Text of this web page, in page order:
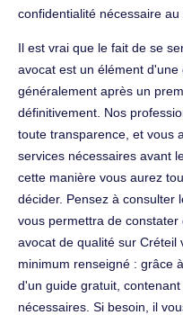
confidentialité nécessaire au
Il est vrai que le fait de se
avocat est un élément
généralement après un
définitivement. Nos
toute transparence, et vous
services nécessaires avant
cette manière vous aurez
décider. Pensez à consulter
vous permettra de
avocat de qualité sur Créteil
minimum renseigné : grâce
d'un guide gratuit,
nécessaires. Si besoin, il